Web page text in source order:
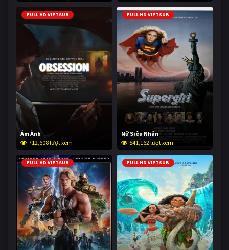
FULL HD VIETSUB
Ám Ảnh
712,608 lượt xem
FULL HD VIETSUB
Nữ Siêu Nhân
541,162 lượt xem
FULL HD VIETSUB FULL HD VIETSUB